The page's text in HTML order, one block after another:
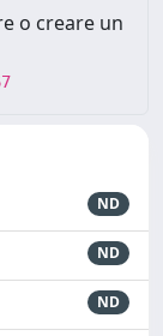
o creare un
ND
ND
ND